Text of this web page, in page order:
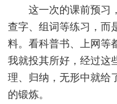
这一次的课前预习，
查字、组词等练习，而
料。看科普书、上网等
我就投其所好，经过这
理、归纳，无形中就给
的锻炼。